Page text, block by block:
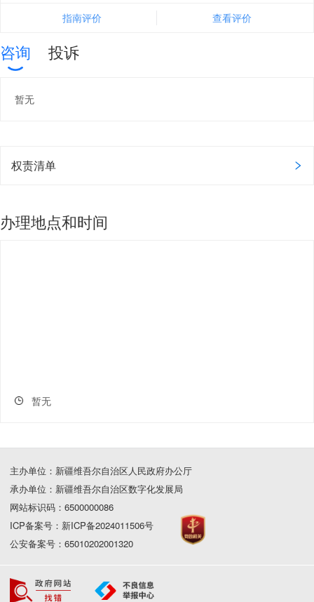
指南评价 查看评价
咨询 投诉
暂无
权责清单
办理地点和时间
暂无
主办单位：新疆维吾尔自治区人民政府办公厅
承办单位：新疆维吾尔自治区数字化发展局
网站标识码：6500000086
ICP备案号：新ICP备2024011506号
公安备案号：65010202001320